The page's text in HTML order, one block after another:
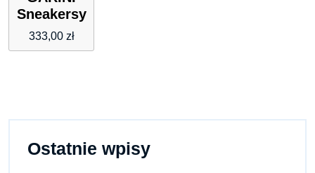
Sneakersy
333,00 zł
Ostatnie wpisy